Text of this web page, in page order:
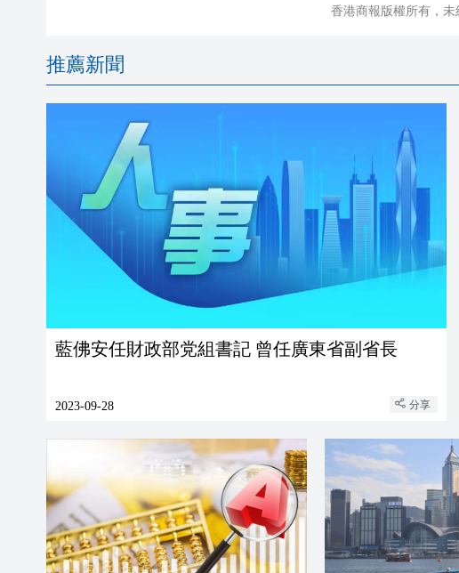
香港商報版權所有，未
推薦新聞
藍佛安任財政部党組書記 曾任廣東省副省長
2023-09-28 分享